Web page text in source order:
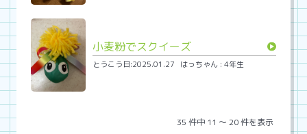
小麦粉でスクイーズ
とうこう日:2025.01.27 はっちゃん : 4年生
35 件中 11 〜 20 件を表示